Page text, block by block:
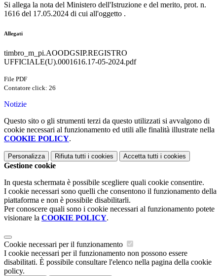
Si allega la nota del Ministero dell'Istruzione e del merito, prot. n.
1616 del 17.05.2024 di cui all'oggetto .
Allegati
timbro_m_pi.AOODGSIP.REGISTRO
UFFICIALE(U).0001616.17-05-2024.pdf
File PDF
Contatore click: 26
Notizie
Questo sito o gli strumenti terzi da questo utilizzati si avvalgono di
cookie necessari al funzionamento ed utili alle finalità illustrate nella
COOKIE POLICY.
Personalizza Rifiuta tutti i cookies Accetta tutti i cookies
Gestione cookie
In questa schermata è possibile scegliere quali cookie consentire.
I cookie necessari sono quelli che consentono il funzionamento della
piattaforma e non è possibile disabilitarli.
Per conoscere quali sono i cookie necessari al funzionamento potete
visionare la COOKIE POLICY.
Cookie necessari per il funzionamento
I cookie necessari per il funzionamento non possono essere
disabilitati. È possibile consultare l'elenco nella pagina della cookie
policy.